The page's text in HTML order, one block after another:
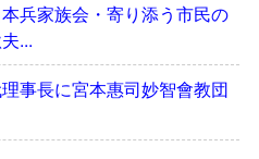
本兵家族会・寄り添う市民の
...
事長に宮本惠司妙智會教団